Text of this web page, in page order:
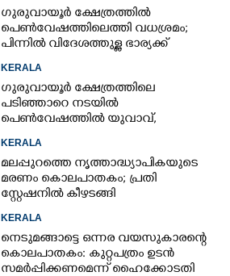
ഗുരുവായൂർ ക്ഷേത്രത്തിൽ
പെൺവേഷത്തിലെത്തി വധശ്രമം;
പിന്നിൽ വിദേശത്തുള്ള ഭാര്യക്ക്
ചിത്രങ്ങൾ അയച്ചതിലെ പക
KERALA
ഗുരുവായൂർ ക്ഷേത്രത്തിലെ
പടിഞ്ഞാറെ നടയിൽ
പെൺവേഷത്തിൽ യുവാവ്,​
കസ്റ്റഡിയിലെടുത്തപ്പോൾ
തെളിഞ്ഞത് വൻഗൂഢാലോചന
KERALA
മലപ്പുറത്തെ നൃത്താദ്ധ്യാപികയുടെ
മരണം കൊലപാതകം; പ്രതി
സ്റ്റേഷനിൽ കീഴടങ്ങി
KERALA
നെടുമങ്ങാട്ടെ ഒന്നര വയസുകാരന്റെ
കൊലപാതകം: കുറ്റപത്രം ഉടൻ
സമർപ്പിക്കണമെന്ന് ഹൈക്കോടതി